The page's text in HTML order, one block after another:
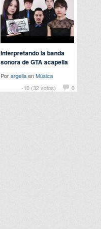
-10 (32 votos) 0
Interpretando la banda
sonora de GTA acapella
PorargeliaenMúsica